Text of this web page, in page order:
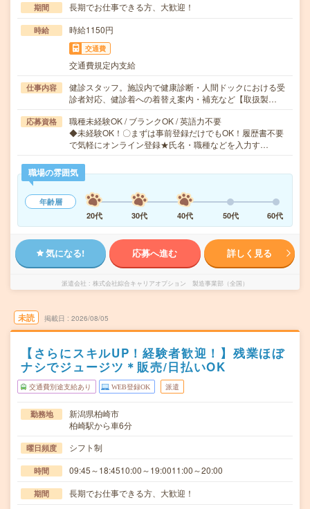
期間 長期でお仕事できる方、大歓迎！
時給 時給1150円
交通費
交通費規定内支給
仕事内容
健診スタッフ。施設内で健康診断・人間ドックにおける受
診者対応、健診着への着替え案内・補充など【取扱製…
応募資格
職種未経験OK / ブランクOK / 英語力不要
◆未経験OK！〇まずは事前登録だけでもOK！履歴書不要
で気軽にオンライン登録★氏名・職種などを入力す…
職場の雰囲気
年齢層
20代
30代 40代 50代 60代
気になる! 応募へ進む 詳しく見る
派遣会社 株式会社綜合キャリアオプション 製造事業部（全国）
未読 掲載日 2026/08/05
【さらにスキルUP！経験者歓迎！】残業ほぼ
ナシでジュージツ＊販売/日払いOK
交通費別途支給あり WEB登録OK 派遣
勤務地
新潟県柏崎市
柏崎駅から車6分
曜日頻度 シフト制
時間 09:45～18:4510:00～19:0011:00～20:00
期間 長期でお仕事できる方、大歓迎！